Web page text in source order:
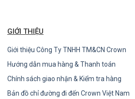
GIỚI THIỆU
Giới thiệu Công Ty TNHH TM&CN Crown
Hướng dẫn mua hàng & Thanh toán
Chính sách giao nhận & Kiểm tra hàng
Bản đồ chỉ đường đi đến Crown Việt Nam